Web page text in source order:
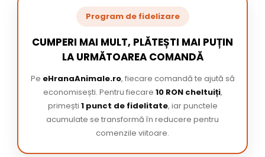
Program de fidelizare
CUMPERI MAI MULT, PLĂTEȘTI MAI PUȚIN
LA URMĂTOAREA COMANDĂ
Pe eHranaAnimale.ro, fiecare comandă te ajută să
economisești. Pentru fiecare 10 RON cheltuiți,
primești 1 punct de fidelitate, iar punctele
acumulate se transformă în reducere pentru
comenzile viitoare.